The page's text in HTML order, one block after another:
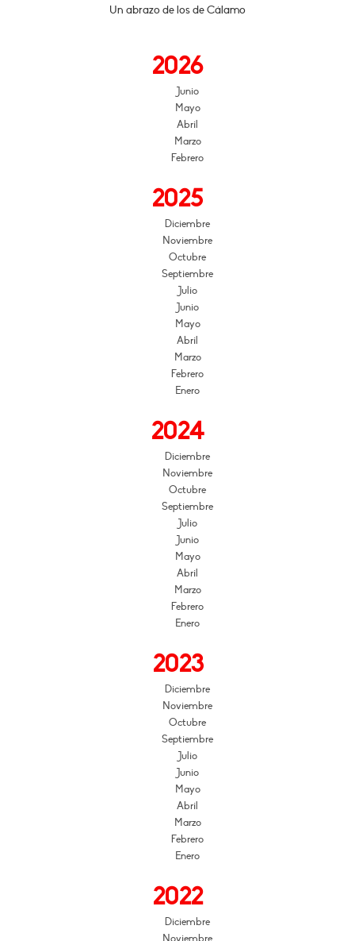
Un abrazo de los de Cálamo
2026
Junio
Mayo
Abril
Marzo
Febrero
2025
Diciembre
Noviembre
Octubre
Septiembre
Julio
Junio
Mayo
Abril
Marzo
Febrero
Enero
2024
Diciembre
Noviembre
Octubre
Septiembre
Julio
Junio
Mayo
Abril
Marzo
Febrero
Enero
2023
Diciembre
Noviembre
Octubre
Septiembre
Julio
Junio
Mayo
Abril
Marzo
Febrero
Enero
2022
Diciembre